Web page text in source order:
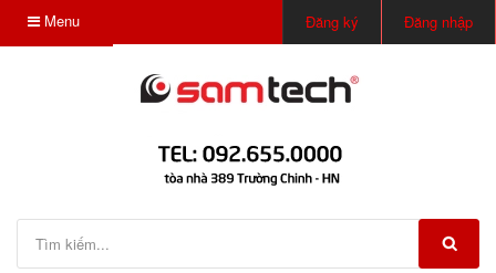
Menu Đăng ký Đăng nhập